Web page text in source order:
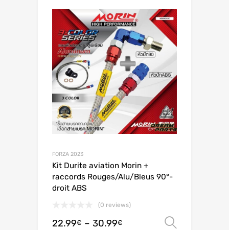
FORZA 2023
Kit Durite aviation Morin +
raccords Rouges/Alu/Bleus 90°-
droit ABS
(0 reviews)
22.99€ – 30.99€